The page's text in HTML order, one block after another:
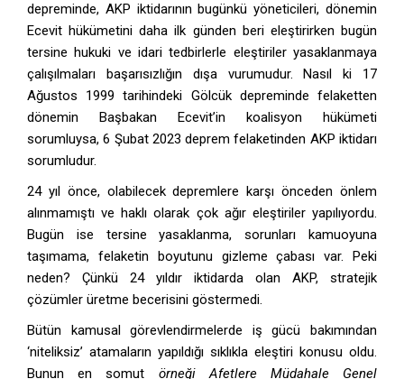
depreminde, AKP iktidarının bugünkü yöneticileri, dönemin
Ecevit hükümetini daha ilk günden beri eleştirirken bugün
tersine hukuki ve idari tedbirlerle eleştiriler yasaklanmaya
çalışılmaları başarısızlığın dışa vurumudur. Nasıl ki 17
Ağustos 1999 tarihindeki Gölcük depreminde felaketten
dönemin Başbakan Ecevit’in koalisyon hükümeti
sorumluysa, 6 Şubat 2023 deprem felaketinden AKP iktidarı
sorumludur.
24 yıl önce, olabilecek depremlere karşı önceden önlem
alınmamıştı ve haklı olarak çok ağır eleştiriler yapılıyordu.
Bugün ise tersine yasaklanma, sorunları kamuoyuna
taşımama, felaketin boyutunu gizleme çabası var. Peki
neden? Çünkü 24 yıldır iktidarda olan AKP, stratejik
çözümler üretme becerisini göstermedi.
Bütün kamusal görevlendirmelerde iş gücü bakımından
‘niteliksiz’ atamaların yapıldığı sıklıkla eleştiri konusu oldu.
Bunun en somut örneğiAfetlere Müdahale Genel